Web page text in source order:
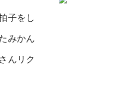
子をし
みかん
んリク